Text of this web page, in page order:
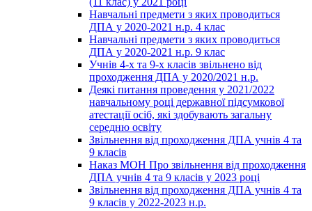
Навчальні предмети з яких проводиться
ДПА у 2020-2021 н.р. 4 клас
Навчальні предмети з яких проводиться
ДПА у 2020-2021 н.р. 9 клас
Учнів 4-х та 9-х класів звільнено від
проходження ДПА у 2020/2021 н.р.
Деякі питання проведення у 2021/2022
навчальному році державної підсумкової
атестації осіб, які здобувають загальну
середню освіту
Звільнення від проходження ДПА учнів 4 та
9 класів
Наказ МОН Про звільнення від проходження
ДПА учнів 4 та 9 класів у 2023 році
Звільнення від проходження ДПА учнів 4 та
9 класів у 2022-2023 н.р.